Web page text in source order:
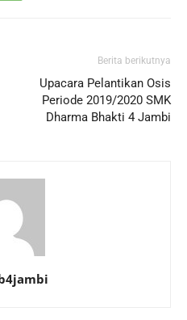
Berita berikutnya
Upacara Pelantikan Osis
Periode 2019/2020 SMK
Dharma Bhakti 4 Jambi